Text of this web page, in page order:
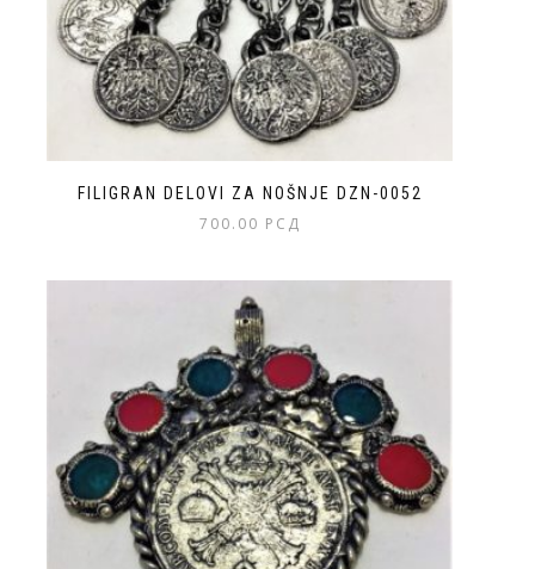
FILIGRAN DELOVI ZA NOŠNJE DZN-0052
700.00 РСД